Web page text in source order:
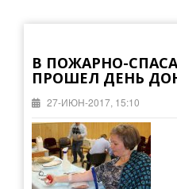
В ПОЖАРНО-
ПРОШЕЛ ДЕНЬ
27-ИЮН-2017, 15:10